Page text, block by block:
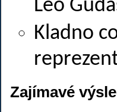
Leo
Kladno
Zajímavé